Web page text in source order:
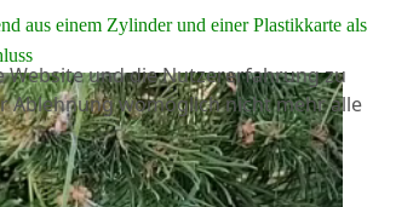
aus einem Zylinder und einer Plastikkarte als
Website und die Nutzererfahrung zu
Ablehnung womöglich nicht mehr alle